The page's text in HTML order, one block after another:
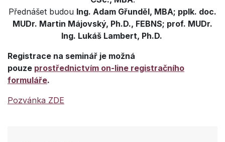
Přednášet budou Ing. Adam Gřunděl, MBA; pplk. doc.
MUDr. Martin Májovský, Ph.D., FEBNS; prof. MUDr.
Ing. Lukáš Lambert, Ph.D.
Registrace na seminář je možná
pouze prostřednictvím on-line registračního
formuláře.
Pozvánka ZDE